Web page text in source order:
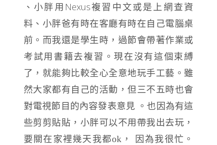
、小胖用 Nexus複習中文或是上網查資
料、小胖爸有時在客廳有時在自己電腦桌
前。 而我還是學生時，過節會帶著作業或
考試用書籍去複習 。現在沒有這個束縛
了， 就能夠比較全心全意地玩手工藝。雖
然大家都有自己的活動，但三不五時也會
對電視節目的內容發表意見 。也因為有這
些剪剪貼貼，小胖可以不用帶我出去玩，
要關在家裡幾天我都ok ，
因為我很忙。